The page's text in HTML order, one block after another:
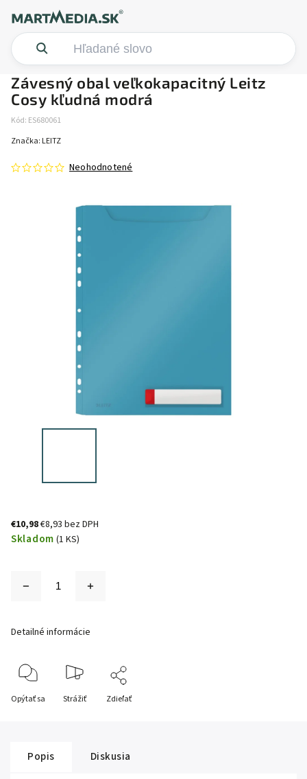
Závesný obal veľkokapacitný Leitz
Cosy kľudná modrá
Kód: ES680061
Neohodnotené
Značka: LEITZ
€10,98€8,93 bez DPH
Skladom (1 KS)
Detailné informácie
Opýtať sa Strážiť Zdieľať
Popis Diskusia